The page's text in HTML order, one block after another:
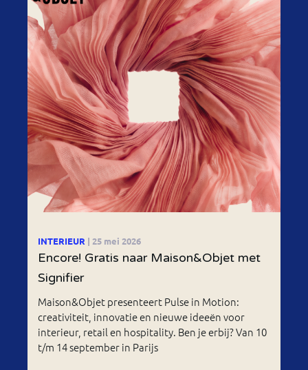
INTERIEUR | 25 mei 2026
Encore! Gratis naar Maison&Objet met
Signifier
Maison&Objet presenteert Pulse in Motion:
creativiteit, innovatie en nieuwe ideeën voor
interieur, retail en hospitality. Ben je erbij? Van 10
t/m 14 september in Parijs